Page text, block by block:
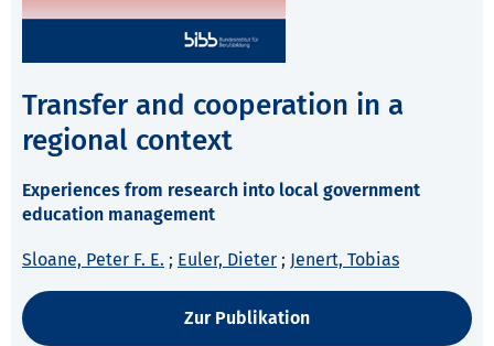
Transfer and cooperation in a
regional context
Experiences from research into local government
education management
Sloane, Peter F. E. ; Euler, Dieter ; Jenert, Tobias
Zur Publikation